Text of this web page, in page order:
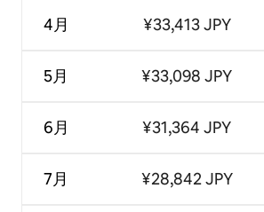
4月
5月
6月
7月
¥33,413 JPY
¥33,098 JPY
¥31,364 JPY
¥28,842 JPY